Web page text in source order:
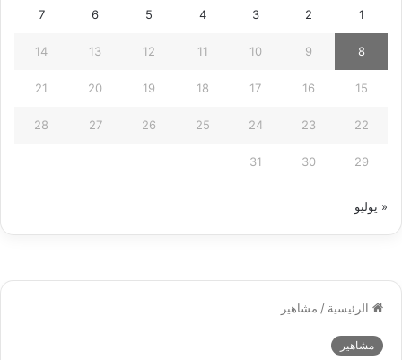
1
2
3
4
5
6
7
8
9
10
11
12
13
14
15
16
17
18
19
20
21
22
23
24
25
26
27
28
29
30
31
« يوليو